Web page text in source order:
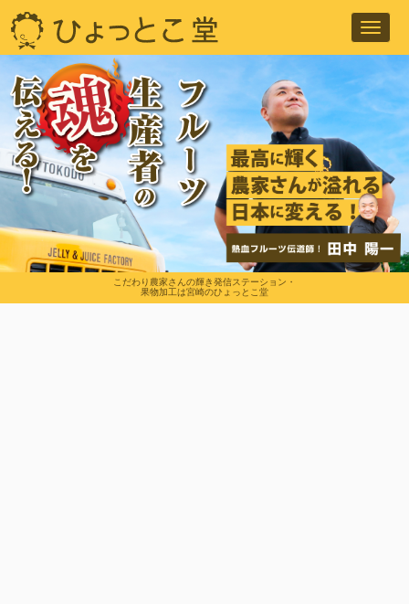
こだわり農家さんの輝き発信ステーション・
果物加工は宮崎のひょっとこ堂